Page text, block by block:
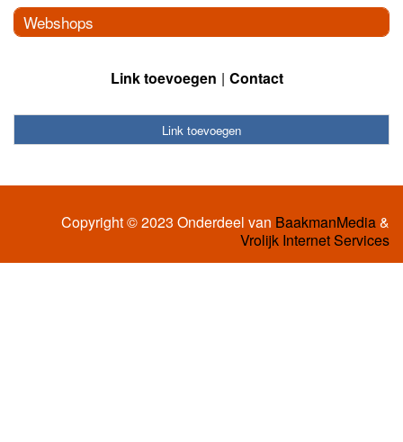
Webshops
Link toevoegen Contact
Link toevoegen
Copyright © 2023 Onderdeel van BaakmanMedia&
Vrolijk Internet Services